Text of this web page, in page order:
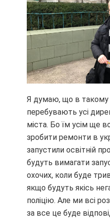
Я думаю, що в такому
перебувають усі
міста. Бо їм усім ще
зробити ремонти в
запустили освітній
будуть вимагати
охочих, коли буде
якщо будуть якісь
поліцію. Але ми всі
за все це буде